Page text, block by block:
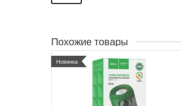
Похожие товары
Новинка